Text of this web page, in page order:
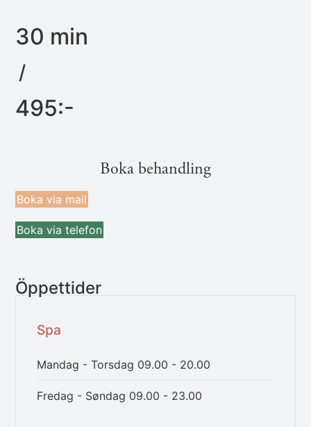
30 min
/
495:-
Boka behandling
Boka via mail
Boka via telefon
Öppettider
Spa
Mandag - Torsdag 09.00 - 20.00
Fredag - Søndag 09.00 - 23.00